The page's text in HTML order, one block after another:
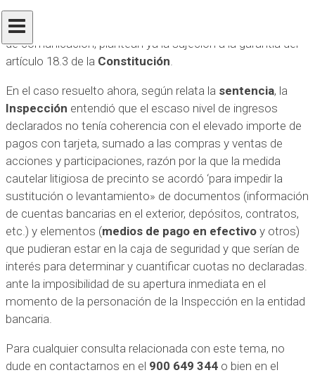
cuestiones relacionadas con los derechos fundamentales
ligados al llamado entorno digital o, en su caso y por servir
de comunicación, plantean ya la sujeción a la garantía del
artículo 18.3 de la Constitución
En el caso resuelto ahora, según relata la sentencia, la
Inspección entendió que el escaso nivel de ingresos
declarados no tenía coherencia con el elevado importe de
pagos con tarjeta, sumado a las compras y ventas de
acciones y participaciones, razón por la que la medida
cautelar litigiosa de precinto se acordó ‘para impedir la
sustitución o levantamiento» de documentos (información
de cuentas bancarias en el exterior, depósitos, contratos,
etc.) y elementos (medios de pago en efectivo y otros)
que pudieran estar en la caja de seguridad y que serían de
interés para determinar y cuantificar cuotas no declaradas.
ante la imposibilidad de su apertura inmediata en el
momento de la personación de la Inspección en la entidad
bancaria.
Para cualquier consulta relacionada con este tema, no
dude en contactarnos en el 900 649 344 o bien en el